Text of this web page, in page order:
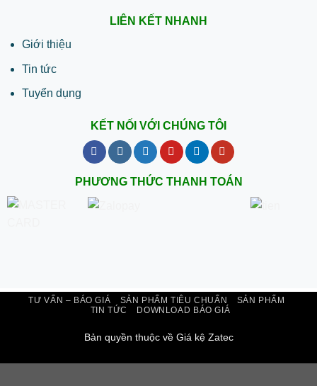
LIÊN KẾT NHANH
Giới thiệu
Tin tức
Tuyển dụng
KẾT NỐI VỚI CHÚNG TÔI
PHƯƠNG THỨC THANH TOÁN
TƯ VẤN – BÁO GIÁ SẢN PHẨM TIÊU CHUẨN
SẢN PHẨM
TIN TỨC
DOWNLOAD BÁO GIÁ
Bản quyền thuộc về Giá kệ Zatec